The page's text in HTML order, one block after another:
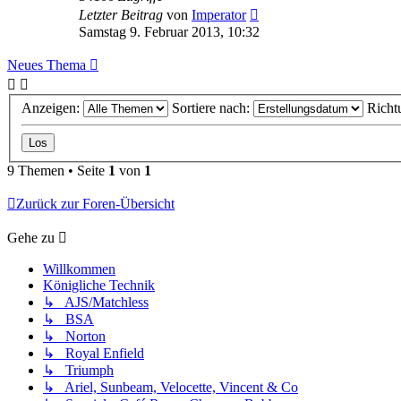
Letzter Beitrag von Imperator
Samstag 9. Februar 2013, 10:32
Neues Thema
Anzeigen: Sortiere nach:
9 Themen • Seite 1 von 1
Zurück zur Foren-Übersicht
Gehe zu
Willkommen
Königliche Technik
↳ AJS/Matchless
↳ BSA
↳ Norton
↳ Royal Enfield
↳ Triumph
↳ Ariel, Sunbeam, Velocette, Vincent & Co